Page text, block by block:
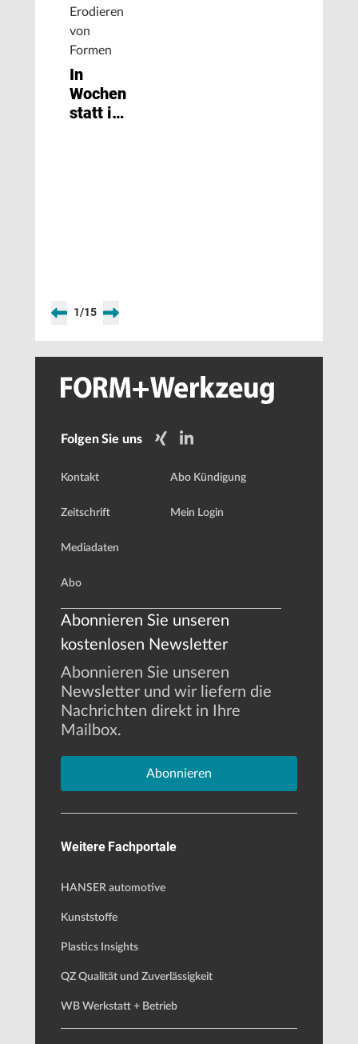
Erodieren
von
Formen
In
Wochen
statt in
1/15
Folgen Sie uns
Kontakt
Zeitschrift
Mediadaten
Abo
Abo Kündigung
Mein Login
Abonnieren Sie unseren
kostenlosen Newsletter
Abonnieren Sie unseren
Newsletter und wir liefern die
Nachrichten direkt in Ihre
Mailbox.
Abonnieren
Weitere Fachportale
HANSER automotive
Kunststoffe
Plastics Insights
QZ Qualität und Zuverlässigkeit
WB Werkstatt + Betrieb